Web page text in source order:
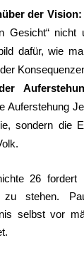
der Vision:
Gesicht“ nicht
dafür, wie
Auferstehung
sondern die
26
zu stehen.
selbst vor